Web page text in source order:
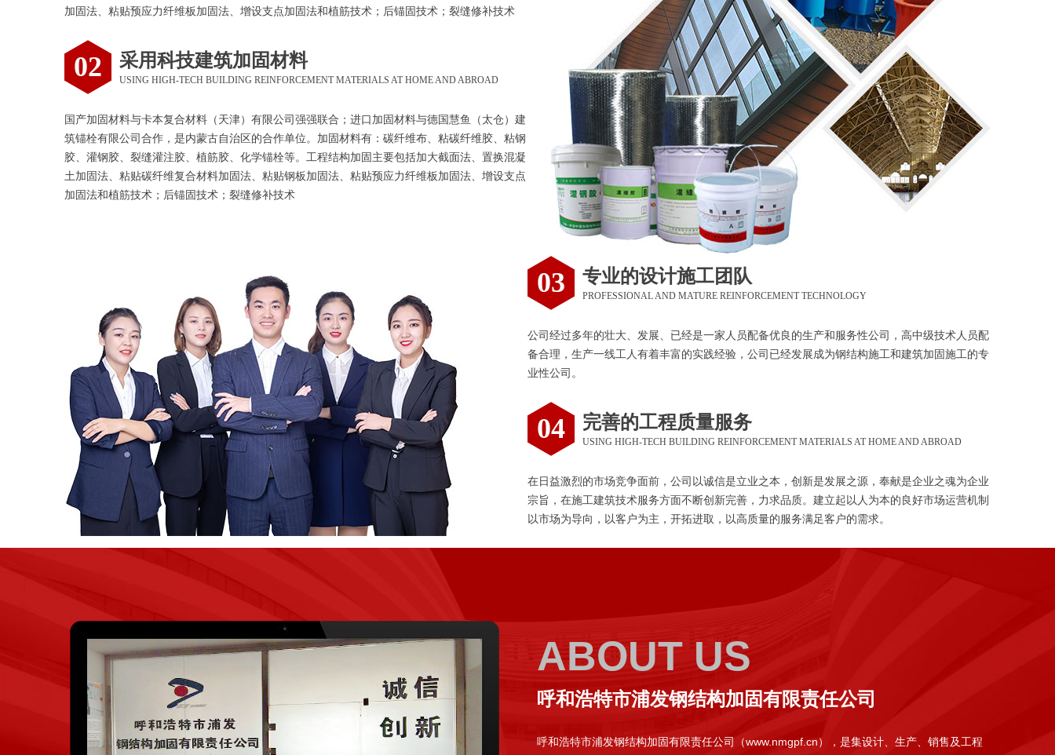
加固法、粘贴预应力纤维板加固法、增设支点加固法和植筋技术；后锚固技术；裂缝修补技术
02 采用科技建筑加固材料
USING HIGH-TECH BUILDING REINFORCEMENT MATERIALS AT HOME AND ABROAD
国产加固材料与卡本复合材料（天津）有限公司强强联合；进口加固材料与德国慧鱼（太仓）建
筑锚栓有限公司合作，是内蒙古自治区的合作单位。加固材料有：碳纤维布、粘碳纤维胶、粘钢
胶、灌钢胶、裂缝灌注胶、植筋胶、化学锚栓等。工程结构加固主要包括加大截面法、置换混凝
土加固法、粘贴碳纤维复合材料加固法、粘贴钢板加固法、粘贴预应力纤维板加固法、增设支点
加固法和植筋技术；后锚固技术；裂缝修补技术
03 专业的设计施工团队
PROFESSIONAL AND MATURE REINFORCEMENT TECHNOLOGY
公司经过多年的壮大、发展、已经是一家人员配备优良的生产和服务性公司，高中级技术人员配
备合理，生产一线工人有着丰富的实践经验，公司已经发展成为钢结构施工和建筑加固施工的专
业性公司。
04 完善的工程质量服务
USING HIGH-TECH BUILDING REINFORCEMENT MATERIALS AT HOME AND ABROAD
在日益激烈的市场竞争面前，公司以诚信是立业之本，创新是发展之源，奉献是企业之魂为企业
宗旨，在施工建筑技术服务方面不断创新完善，力求品质。建立起以人为本的良好市场运营机制
以市场为导向，以客户为主，开拓进取，以高质量的服务满足客户的需求。
ABOUT US
呼和浩特市浦发钢结构加固有限责任公司
呼和浩特市浦发钢结构加固有限责任公司（www.nmgpf.cn），是集设计、生产、销售及工程